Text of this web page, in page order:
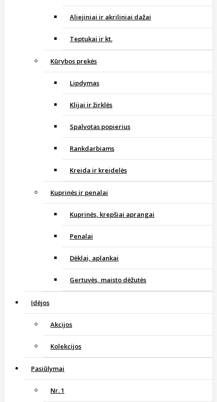
Aliejiniai ir akriliniai dažai
Teptukai ir kt.
Kūrybos prekės
Lipdymas
Klijai ir žirklės
Spalvotas popierius
Rankdarbiams
Kreida ir kreidelės
Kuprinės ir penalai
Kuprinės, krepšiai aprangai
Penalai
Dėklai, aplankai
Gertuvės, maisto dėžutės
Idėjos
Akcijos
Kolekcijos
Pasiūlymai
Nr. 1